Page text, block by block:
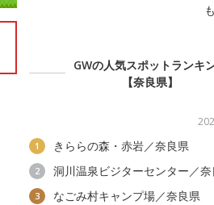
GWの人気スポットランキ
【奈良県】
1 きららの森・赤岩／奈良県
2 洞川温泉ビジターセンター／
3
なごみ村キャンプ場／奈良県